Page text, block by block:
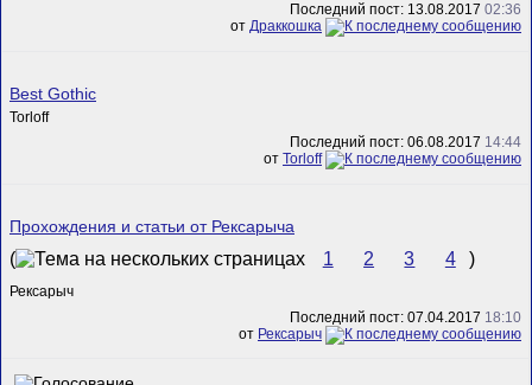
Последний пост: 13.08.2017 02:36
от Драккошка
Best Gothic
Torloff
Последний пост: 06.08.2017 14:44
от Torloff
Прохождения и статьи от Рексарыча
( 1 2 3 4 )
Рексарыч
Последний пост: 07.04.2017 18:10
от Рексарыч